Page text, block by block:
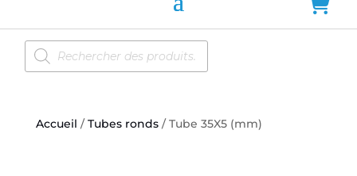
Recherche
de
produits
Accueil /Tubes ronds/ Tube 35X5 (mm)